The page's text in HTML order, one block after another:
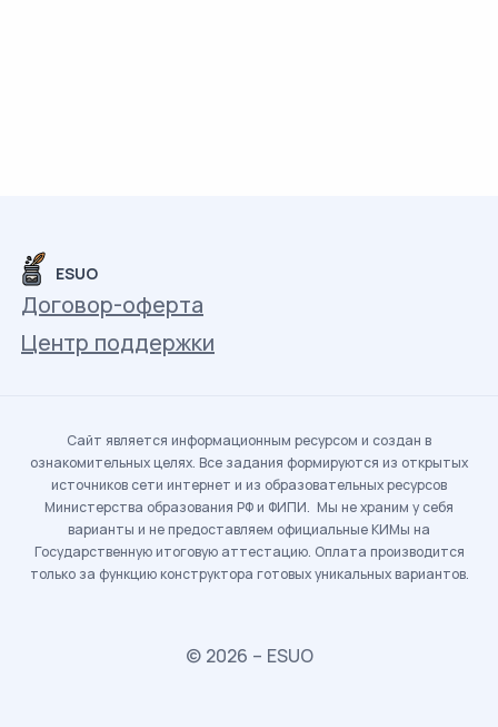
ESUO
Договор-оферта
Центр поддержки
Сайт является информационным ресурсом и создан в
ознакомительных целях. Все задания формируются из открытых
источников сети интернет и из образовательных ресурсов
Министерства образования РФ и ФИПИ. Мы не храним у себя
варианты и не предоставляем официальные КИМы на
Государственную итоговую аттестацию. Оплата производится
только за функцию конструктора готовых уникальных вариантов.
© 2026 – ESUO